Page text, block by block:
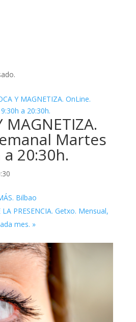
Y MAGNETIZA. OnLine.
a 20:30h.
MAGNETIZA.
Martes
20:30h.
Bilbao
PRESENCIA. Getxo. Mensual,
mes. »